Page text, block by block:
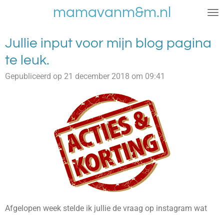
de
hoofdinhoud
mamavanm&m.nl
Jullie input voor mijn blog pagina
te leuk.
Gepubliceerd op 21 december 2018 om 09:41
Afgelopen week stelde ik jullie de vraag op instagram wat